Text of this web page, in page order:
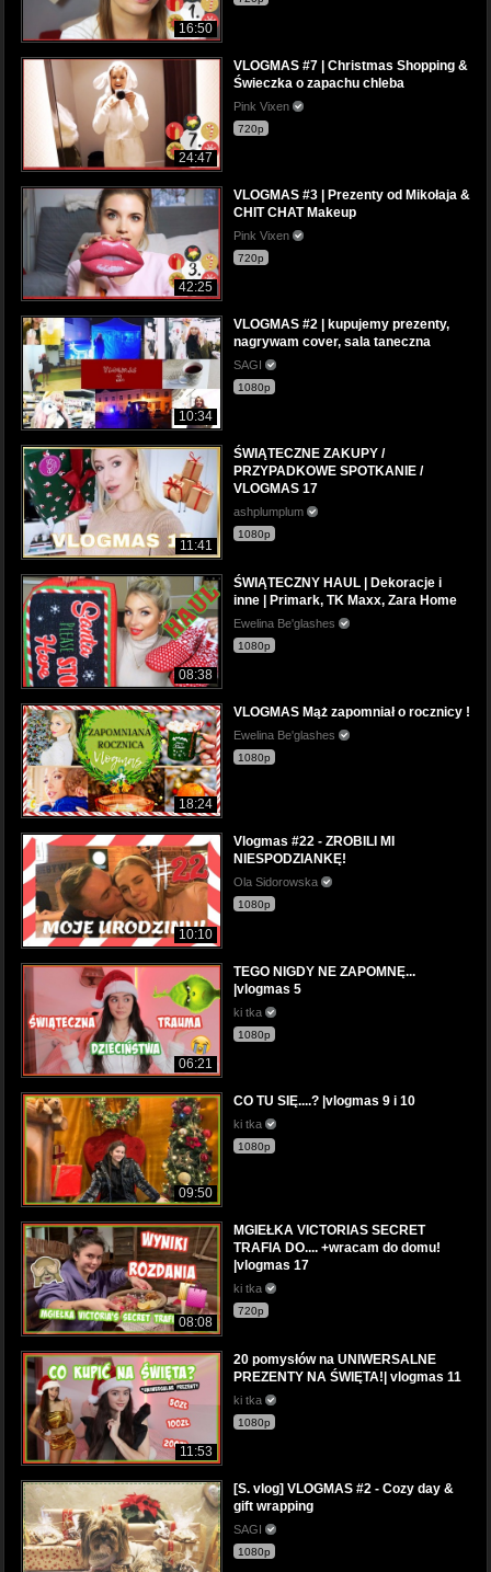
16:50
24:47
VLOGMAS #7 | Christmas Shopping &
Świeczka o zapachu chleba
Pink Vixen
720p
42:25
VLOGMAS #3 | Prezenty od Mikołaja &
CHIT CHAT Makeup
Pink Vixen
720p
10:34
VLOGMAS #2 | kupujemy prezenty,
nagrywam cover, sala taneczna
SAGI
1080p
11:41
ŚWIĄTECZNE ZAKUPY /
PRZYPADKOWE SPOTKANIE /
VLOGMAS 17
ashplumplum
1080p
08:38
ŚWIĄTECZNY HAUL | Dekoracje i
inne | Primark, TK Maxx, Zara Home
Ewelina Be'glashes
1080p
18:24
VLOGMAS Mąż zapomniał o rocznicy !
Ewelina Be'glashes
1080p
10:10
Vlogmas #22 - ZROBILI MI
NIESPODZIANKĘ!
Ola Sidorowska
1080p
06:21
TEGO NIGDY NE ZAPOMNĘ...
|vlogmas 5
ki tka
1080p
09:50
CO TU SIĘ....? |vlogmas 9 i 10
ki tka
1080p
08:08
MGIEŁKA VICTORIAS SECRET
TRAFIA DO.... +wracam do domu!
|vlogmas 17
ki tka
720p
11:53
20 pomysłów na UNIWERSALNE
PREZENTY NA ŚWIĘTA!| vlogmas 11
ki tka
1080p
[S. vlog] VLOGMAS #2 - Cozy day &
gift wrapping
SAGI
1080p